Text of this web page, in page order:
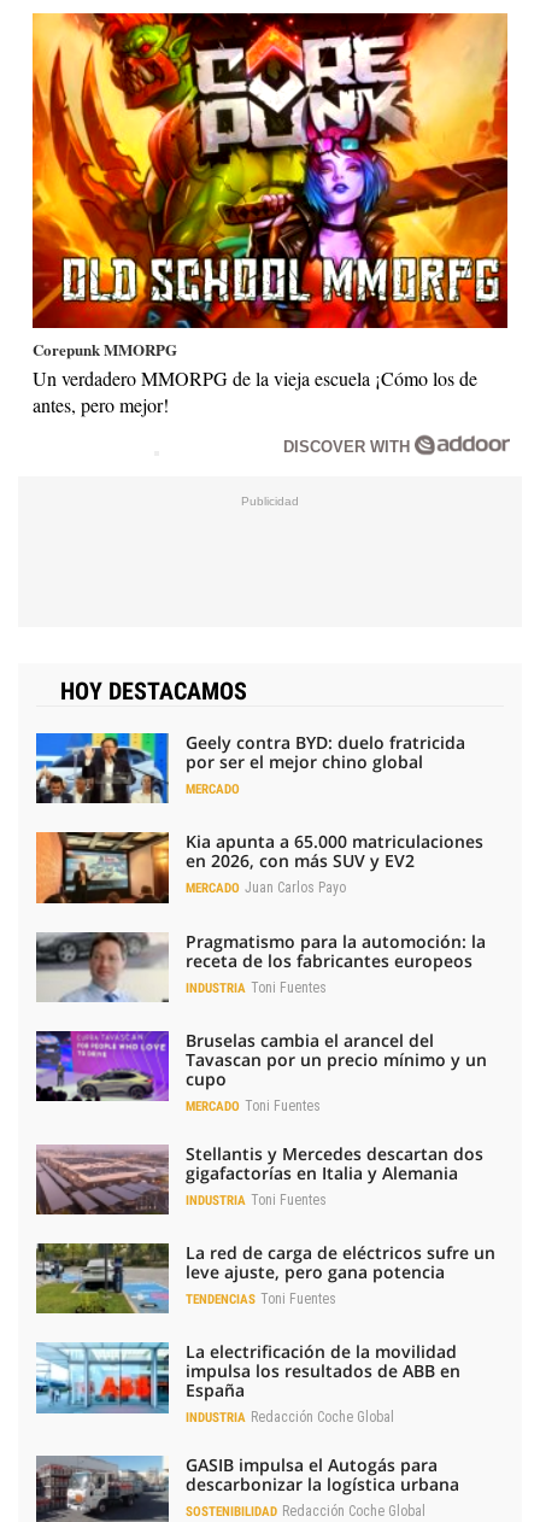
Corepunk MMORPG
Un verdadero MMORPG de la vieja escuela ¡Cómo los de
antes, pero mejor!
DISCOVER WITH
HOY DESTACAMOS
Geely contra BYD: duelo fratricida
por ser el mejor chino global
MERCADO
Kia apunta a 65.000 matriculaciones
en 2026, con más SUV y EV2
MERCADO Juan Carlos Payo
Pragmatismo para la automoción: la
receta de los fabricantes europeos
INDUSTRIA Toni Fuentes
Bruselas cambia el arancel del
Tavascan por un precio mínimo y un
cupo
MERCADO Toni Fuentes
Stellantis y Mercedes descartan dos
gigafactorías en Italia y Alemania
INDUSTRIA Toni Fuentes
La red de carga de eléctricos sufre un
leve ajuste, pero gana potencia
TENDENCIAS Toni Fuentes
La electrificación de la movilidad
impulsa los resultados de ABB en
España
INDUSTRIA Redacción Coche Global
GASIB impulsa el Autogás para
descarbonizar la logística urbana
SOSTENIBILIDAD Redacción Coche Global